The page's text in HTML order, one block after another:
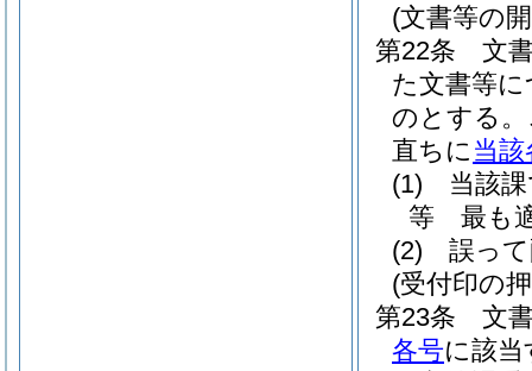
(文書等の
第22条
文
た文書等
のとする。
直ちに 当
(1)
当該
等 最も
(2)
誤っ
(受付印の
第23条
文
各号に該